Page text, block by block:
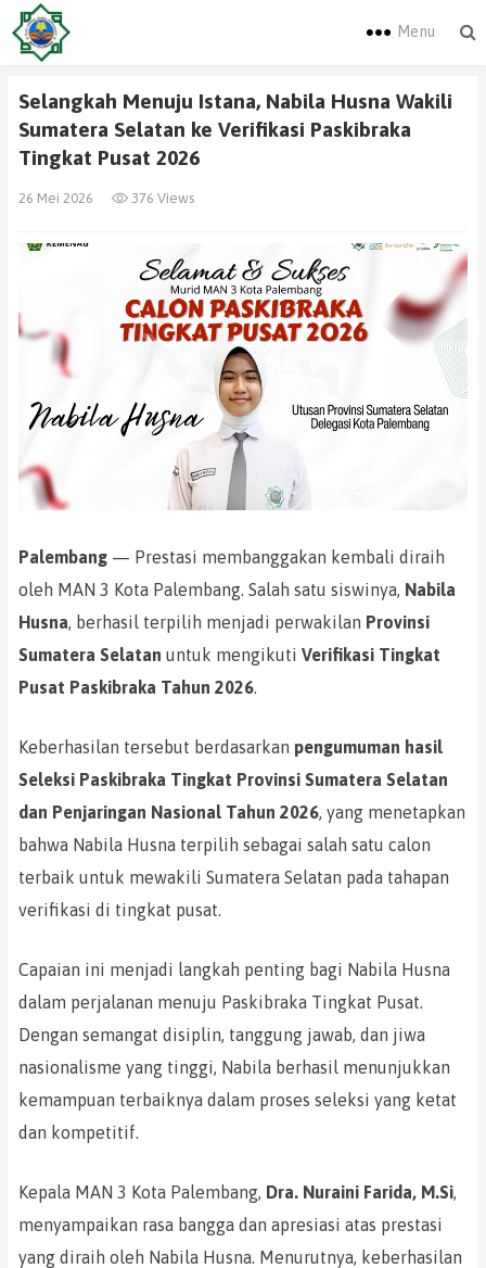
Menu
Selangkah Menuju Istana, Nabila Husna Wakili
Sumatera Selatan ke Verifikasi Paskibraka
Tingkat Pusat 2026
26 Mei 2026 376 Views
Palembang— Prestasi membanggakan kembali diraih
oleh MAN 3 Kota Palembang. Salah satu siswinya, Nabila
Husna, berhasil terpilih menjadi perwakilan Provinsi
Sumatera Selatan untuk mengikuti Verifikasi Tingkat
Pusat Paskibraka Tahun 2026.
Keberhasilan tersebut berdasarkan pengumuman hasil
Seleksi Paskibraka Tingkat Provinsi Sumatera Selatan
dan Penjaringan Nasional Tahun 2026, yang menetapkan
bahwa Nabila Husna terpilih sebagai salah satu calon
terbaik untuk mewakili Sumatera Selatan pada tahapan
verifikasi di tingkat pusat.
Capaian ini menjadi langkah penting bagi Nabila Husna
dalam perjalanan menuju Paskibraka Tingkat Pusat.
Dengan semangat disiplin, tanggung jawab, dan jiwa
nasionalisme yang tinggi, Nabila berhasil menunjukkan
kemampuan terbaiknya dalam proses seleksi yang ketat
dan kompetitif.
Kepala MAN 3 Kota Palembang, Dra. Nuraini Farida, M.Si,
menyampaikan rasa bangga dan apresiasi atas prestasi
yang diraih oleh Nabila Husna. Menurutnya, keberhasilan